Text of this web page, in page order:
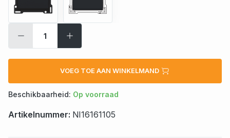
VOEG TOE AAN WINKELMAND
Beschikbaarheid: Op voorraad
Artikelnummer: NI16161105